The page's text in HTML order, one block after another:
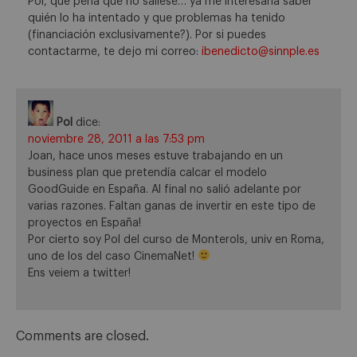
quién lo ha intentado y que problemas ha tenido
(financiación exclusivamente?). Por si puedes
contactarme, te dejo mi correo: ibenedicto@sinnple.es
Pol dice:
noviembre 28, 2011 a las 7:53 pm
Joan, hace unos meses estuve trabajando en un
business plan que pretendía calcar el modelo
GoodGuide en España. Al final no salió adelante por
varias razones. Faltan ganas de invertir en este tipo de
proyectos en España!
Por cierto soy Pol del curso de Monterols, univ en Roma,
uno de los del caso CinemaNet!
Ens veiem a twitter!
Comments are closed.